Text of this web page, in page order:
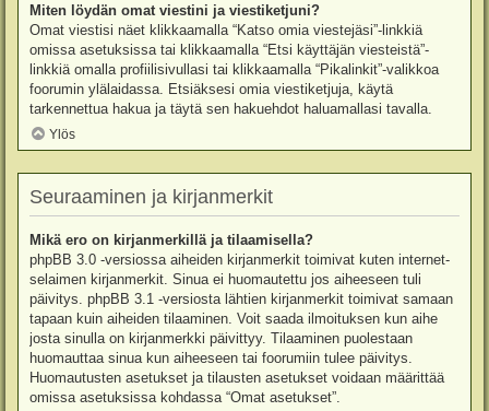
Miten löydän omat viestini ja viestiketjuni?
Omat viestisi näet klikkaamalla “Katso omia viestejäsi”-linkkiä
omissa asetuksissa tai klikkaamalla “Etsi käyttäjän viesteistä”-
linkkiä omalla profiilisivullasi tai klikkaamalla “Pikalinkit”-valikkoa
foorumin ylälaidassa. Etsiäksesi omia viestiketjuja, käytä
tarkennettua hakua ja täytä sen hakuehdot haluamallasi tavalla.
Ylös
Seuraaminen ja kirjanmerkit
Mikä ero on kirjanmerkillä ja tilaamisella?
phpBB 3.0 -versiossa aiheiden kirjanmerkit toimivat kuten internet-
selaimen kirjanmerkit. Sinua ei huomautettu jos aiheeseen tuli
päivitys. phpBB 3.1 -versiosta lähtien kirjanmerkit toimivat samaan
tapaan kuin aiheiden tilaaminen. Voit saada ilmoituksen kun aihe
josta sinulla on kirjanmerkki päivittyy. Tilaaminen puolestaan
huomauttaa sinua kun aiheeseen tai foorumiin tulee päivitys.
Huomautusten asetukset ja tilausten asetukset voidaan määrittää
omissa asetuksissa kohdassa “Omat asetukset”.